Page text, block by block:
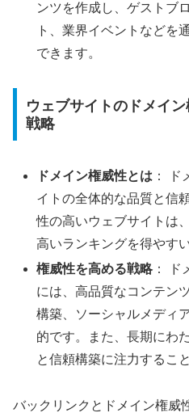
ンツを作成し、ゲストブ
ト、業界イベントなどを
できます。
ウェブサイトのドメイ
戦略
ドメイン権威性とは ：
イトの全体的な品質と信
性の高いウェブサイトは
高いランキングを得やすい
権威性を高める戦略： ド
には、高品質なコンテン
構築、ソーシャルメディ
的です。また、長期にわ
と信頼構築に注力するこ
バックリンクとドメイン権威